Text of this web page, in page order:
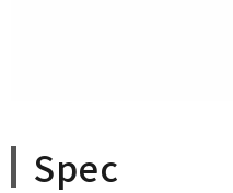
Spec